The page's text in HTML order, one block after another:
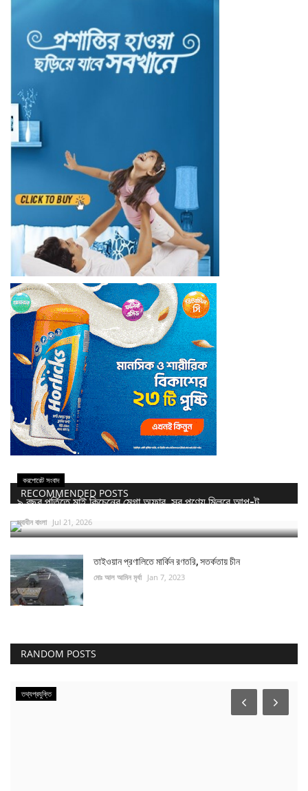
RECOMMENDED POSTS
করপোরেট সংবাদ
৯ বছর পূর্তিতে মাই কিচেনের মেগা অফার, সব পণ্যে মিলবে আপ-টু...
স্বাধীন বাংলা Jul 21, 2026
তাইওয়ান প্রণালিতে মার্কিন রণতরি, সতর্কতায় চীন
মোঃ আল আমিন মৃর্ধা Jan 7, 2023
RANDOM POSTS
তথ্যপ্রযুক্তি